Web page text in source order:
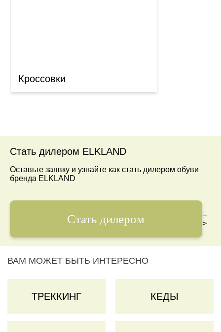
Кроссовки
Стать дилером ELKLAND
Оставьте заявку и узнайте как стать дилером обуви
бренда ELKLAND
Стать дилером
--
>
ВАМ МОЖЕТ БЫТЬ ИНТЕРЕСНО
ТРЕККИНГ КЕДЫ